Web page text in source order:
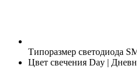
Типоразмер светодиода
Цвет свечения Day |